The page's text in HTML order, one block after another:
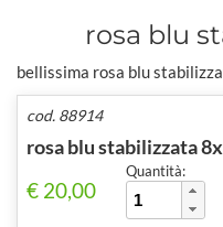
rosa blu
bellissima rosa blu
cod. 88914
rosa blu stabilizzata
€ 20,00
Quantità: